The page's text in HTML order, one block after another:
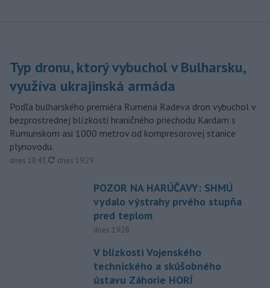
Typ dronu, ktorý vybuchol v Bulharsku,
využíva ukrajinská armáda
Podľa bulharského premiéra Rumena Radeva dron vybuchol v
bezprostrednej blízkosti hraničného priechodu Kardam s
Rumunskom asi 1000 metrov od kompresorovej stanice
plynovodu.
dnes 18:43, aktualizované
dnes 19:29
POZOR NA HARÚČAVY: SHMÚ
vydalo výstrahy prvého stupňa
pred teplom
dnes 19:28
V blízkosti Vojenského
technického a skúšobného
ústavu Záhorie HORÍ